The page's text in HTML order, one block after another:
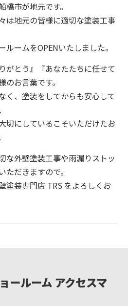
市が地元です。
は地元の皆様に適切な塗装工事
ルームをOPENいたしました。
がとう』『あなたたちに任せて
お言葉です。
く、塗装をしてからも安心して
切にしているこそいただけたお
な外壁塗装工事や雨漏りストッ
ただきますので。
塗装専門店 TRS をよろしくお
ールーム アクセスマ